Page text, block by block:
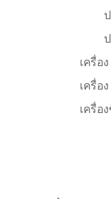
เครื่อ
เครื่อ
เครื่อ